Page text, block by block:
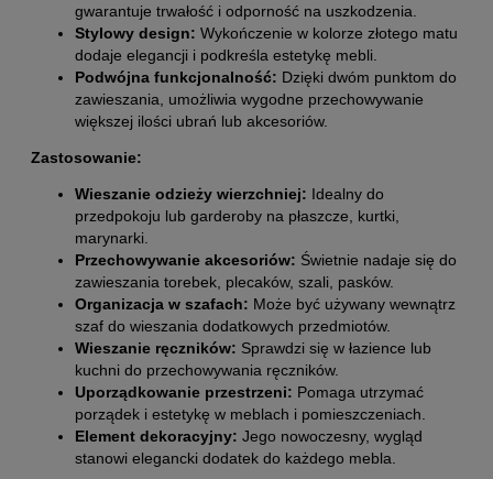
gwarantuje trwałość i odporność na uszkodzenia.
Stylowy design: Wykończenie w kolorze złotego matu
dodaje elegancji i podkreśla estetykę mebli.
Podwójna funkcjonalność: Dzięki dwóm punktom do
zawieszania, umożliwia wygodne przechowywanie
większej ilości ubrań lub akcesoriów.
Zastosowanie:
Wieszanie odzieży wierzchniej: Idealny do
przedpokoju lub garderoby na płaszcze, kurtki,
marynarki.
Przechowywanie akcesoriów: Świetnie nadaje się do
zawieszania torebek, plecaków, szali, pasków.
Organizacja w szafach: Może być używany wewnątrz
szaf do wieszania dodatkowych przedmiotów.
Wieszanie ręczników: Sprawdzi się w łazience lub
kuchni do przechowywania ręczników.
Uporządkowanie przestrzeni: Pomaga utrzymać
porządek i estetykę w meblach i pomieszczeniach.
Element dekoracyjny: Jego nowoczesny, wygląd
stanowi elegancki dodatek do każdego mebla.